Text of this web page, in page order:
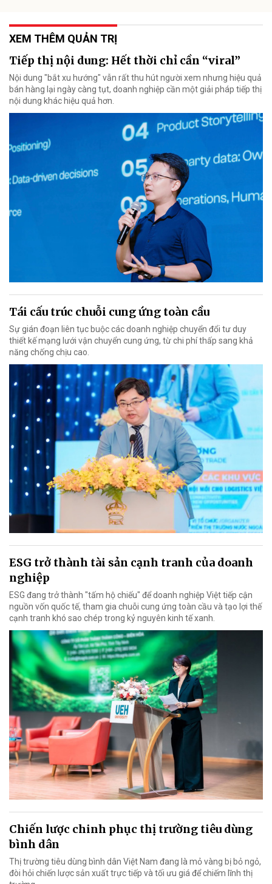
XEM THÊM QUẢN TRỊ
Tiếp thị nội dung: Hết thời chỉ cần “viral”
Nội dung "bắt xu hướng" vẫn rất thu hút người xem nhưng hiệu quả
bán hàng lại ngày càng tụt, doanh nghiệp cần một giải pháp tiếp thị
nội dung khác hiệu quả hơn.
Tái cấu trúc chuỗi cung ứng toàn cầu
Sự gián đoạn liên tục buộc các doanh nghiệp chuyển đổi tư duy
thiết kế mạng lưới vận chuyển cung ứng, từ chi phí thấp sang khả
năng chống chịu cao.
ESG trở thành tài sản cạnh tranh của doanh
nghiệp
ESG đang trở thành "tấm hộ chiếu" để doanh nghiệp Việt tiếp cận
nguồn vốn quốc tế, tham gia chuỗi cung ứng toàn cầu và tạo lợi thế
cạnh tranh khó sao chép trong kỷ nguyên kinh tế xanh.
Chiến lược chinh phục thị trường tiêu dùng
bình dân
Thị trường tiêu dùng bình dân Việt Nam đang là mỏ vàng bị bỏ ngỏ,
đòi hỏi chiến lược sản xuất trực tiếp và tối ưu giá để chiếm lĩnh thị